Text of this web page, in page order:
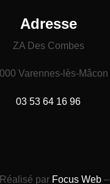
Adresse
ZA Des Combes
Varennes-lès-Mâcon
03 53 64 16 96
par Focus Web –